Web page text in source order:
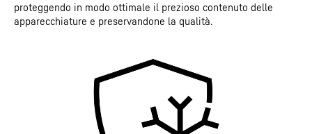
proteggendo in modo ottimale il prezioso contenuto delle
apparecchiature e preservandone la qualità.